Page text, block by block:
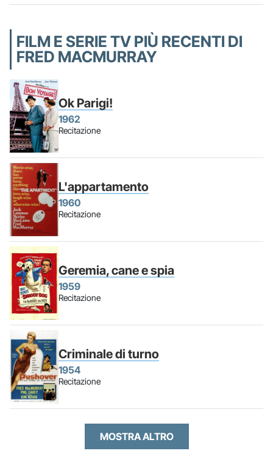
FILM E SERIE TV PIÙ RECENTI DI
FRED MACMURRAY
Ok Parigi!
1962
Recitazione
L'appartamento
1960
Recitazione
Geremia, cane e spia
1959
Recitazione
Criminale di turno
1954
Recitazione
MOSTRA ALTRO